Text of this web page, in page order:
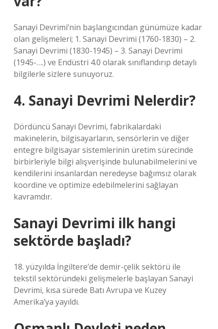
Sanayi Devrimi’nin başlangıcından günümüze kadar
olan gelişmeleri; 1. Sanayi Devrimi (1760-1830) – 2.
Sanayi Devrimi (1830-1945) – 3. Sanayi Devrimi
(1945-….) ve Endüstri 4.0 olarak sınıflandırıp detaylı
bilgilerle sizlere sunuyoruz.
4. Sanayi Devrimi Nelerdir?
Dördüncü Sanayi Devrimi, fabrikalardaki
makinelerin, bilgisayarların, sensörlerin ve diğer
entegre bilgisayar sistemlerinin üretim sürecinde
birbirleriyle bilgi alışverişinde bulunabilmelerini ve
kendilerini insanlardan neredeyse bağımsız olarak
koordine ve optimize edebilmelerini sağlayan
kavramdır.
Sanayi Devrimi ilk hangi
sektörde başladı?
18. yüzyılda İngiltere’de demir-çelik sektörü ile
tekstil sektöründeki gelişmelerle başlayan Sanayi
Devrimi, kısa sürede Batı Avrupa ve Kuzey
Amerika’ya yayıldı.